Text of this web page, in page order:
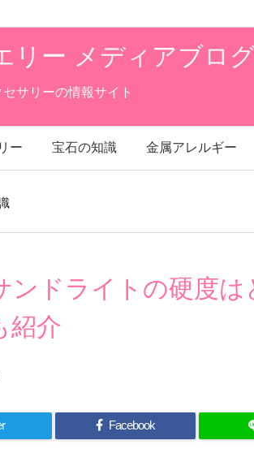
リー メディアブロ
サリーの情報サイト
ー 宝石の知識 金属アレルギー
ンドライトの硬度は
紹介
Facebook